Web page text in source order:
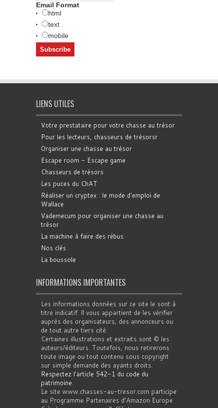
Email Format
html
text
mobile
LIENS UTILES
Votre prestataire pour votre chasse au trésor
Pour les lecteurs, chasseurs de trésorsr
Organiser une chasse au trésor
Escape room - Escape game
Chasseurs de trésors
Les puces du ChAT
Réaliser un cryptex : le mode d'emploi de
Wallace
Vademecum pour organiser une chasse au
trésor
La machine à faire des rébus
Nos clés
La boussole
INFORMATIONS IMPORTANTES
Les informations données sur ce site le sont à
titre indicatif. Il vous appartient de les vérifier
auprès des organisateurs, des annonceurs ou
de tout autre tiers cité.
Certaines illustrations et extraits sont © les
auteurs/éditeurs. Toutefois, nous retirerons
toute image ou tout contenu sous copyright
sur simple demande des ayants droits.
Respectez l'article 542-1 du code du
patrimoine.
Le site www.chasses-au-tresor.com participe
au Programme Partenaires d’Amazon Europe